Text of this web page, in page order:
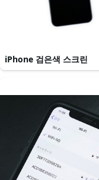
iPhone 검은색 스크린